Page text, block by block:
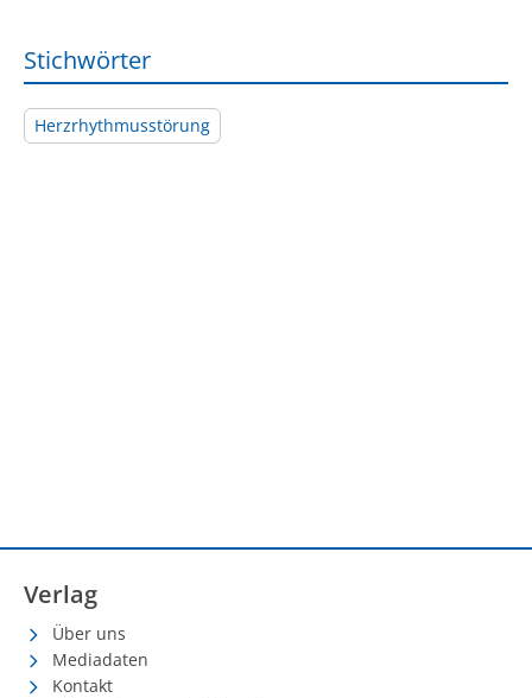
Stichwörter
Herzrhythmusstörung
Verlag
Über uns
Mediadaten
Kontakt